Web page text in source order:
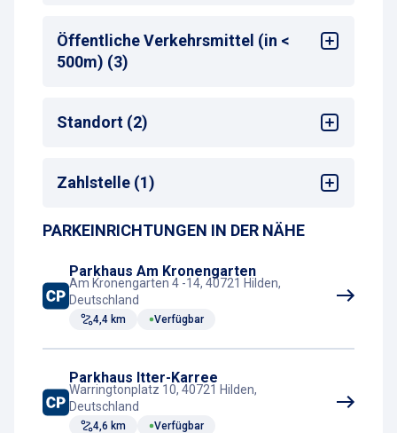
Anzahl Ladepunkte
Ladestation (Betreiber)
: Contipark
Ladestation (Steckertyp / KW)
Ladestation (Standort)
E-Ladestationen vorhanden
Öffentliche Verkehrsmittel (in <
500m) (3)
Bus-Haltestelle
Zug-Haltestelle
Standort (2)
Stadtzentrum
Zahlstelle (1)
Kassenautomat
PARKEINRICHTUNGEN IN DER NÄHE
Parkhaus Am Kronengarten
Am Kronengarten 4 -14, 40721 Hilden,
Deutschland
4,4 km Verfügbar
Parkhaus Itter-Karree
Warringtonplatz 10, 40721 Hilden,
Deutschland
4,6 km Verfügbar